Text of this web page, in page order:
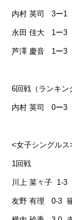
内村 英司 3ー1
永田 佳大 1ー3
芦澤 慶音 1ー3
6回戦（ランキン
内村 英司 0ー3
<女子シングルス
1回戦
川上 菜々子 1-3
友野 有理 0-3